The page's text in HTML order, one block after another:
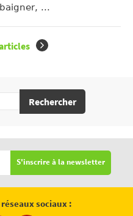
...
Rechercher
S'inscrire à la newsletter
sociaux :